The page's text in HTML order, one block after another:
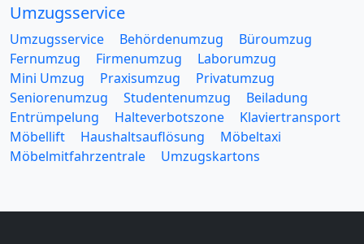
Umzugsservice
Umzugsservice Behördenumzug
Büroumzug
Fernumzug
Firmenumzug
Laborumzug
Mini Umzug
Praxisumzug
Privatumzug
Seniorenumzug
Studentenumzug
Beiladung
Entrümpelung
Halteverbotszone
Klaviertransport
Möbellift
Haushaltsauflösung
Möbeltaxi
Möbelmitfahrzentrale
Umzugskartons